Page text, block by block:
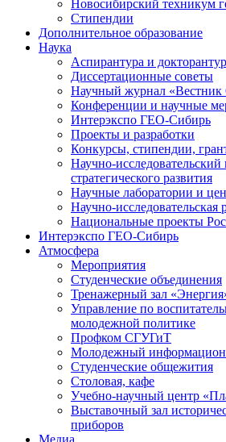
Новосибирский техникум
Стипендии
Дополнительное образование
Наука
Аспирантура и
Диссертационные советы
Научный журнал
Конференции и научные
Интерэкспо ГЕО-Сибирь
Проекты и разработки
Конкурсы, стипендии,
Научно-исследовательский
стратегического развития
Научные лаборатории и
Научно-исследовательская
Национальные проекты
Интерэкспо ГЕО-Сибирь
Атмосфера
Мероприятия
Студенческие объединения
Тренажерный зал
Управление по
молодежной политике
Профком СГУГиТ
Молодежный
Студенческие общежития
Столовая, кафе
Учебно-научный центр
Выставочный зал
приборов
Медиа